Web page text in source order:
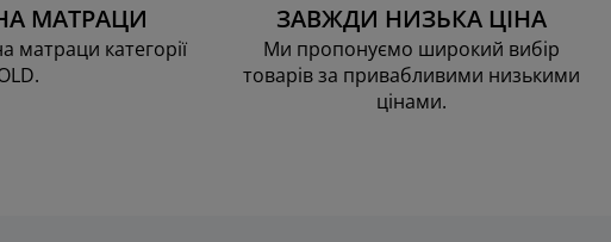
МАТРАЦИ
матраци категорії
ЗАВЖДИ НИЗЬКА ЦІНА
Ми пропонуємо широкий вибір
товарів за привабливими низькими
цінами.